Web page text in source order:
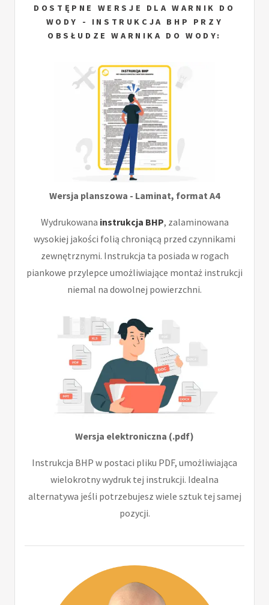
DOSTĘPNE WERSJE DLA WARNIK DO
WODY - INSTRUKCJA BHP PRZY
OBSŁUDZE WARNIKA DO WODY:
Wersja planszowa - Laminat, format A4
Wydrukowana instrukcja BHP, zalaminowana
wysokiej jakości folią chroniącą przed czynnikami
zewnętrznymi. Instrukcja ta posiada w rogach
piankowe przylepce umożliwiające montaż instrukcji
niemal na dowolnej powierzchni.
Wersja elektroniczna (.pdf)
Instrukcja BHP w postaci pliku PDF, umożliwiająca
wielokrotny wydruk tej instrukcji. Idealna
alternatywa jeśli potrzebujesz wiele sztuk tej samej
pozycji.